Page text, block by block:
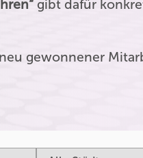
gibt dafür
neu gewonnener